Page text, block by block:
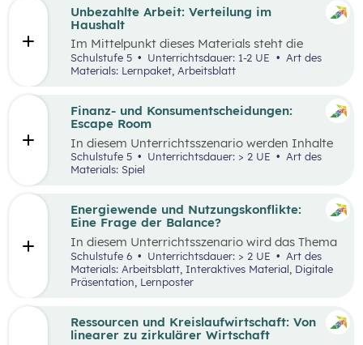
Energiewende und Nutzungskonflikte:
Eine Frage der Balance?
In diesem Unterrichtsszenario wird das Thema
Energiewende und damit einhergehende
Nutzungskonflikte behandelt. Methodisch wird
zuerst mit einem Wimmelbild gearbeitet, auf
dem unterschiedliche Szenen und Darstellungen
einhergehender Konflikte zu finden sind.
Schulstufe 6 Unterrichtsdauer: > 2 UE
Materials: Arbeitsblatt, Interaktives Material, Digitale
Präsentation, Lernposter
Ressourcen und Kreislaufwirtschaft: Von
linearer zu zirkulärer Wirtschaft
Unbezahlte Arbeit: Verteilung im
Haushalt
Im Mittelpunkt dieses Materials steht die
Auseinandersetzung mit (unbezahlter) Arbeit
und deren Verteilung. Der Schwerpunkt liegt
Beispielen wird an die Lebenswelt der
Schüler:innen angeknüpft, die selbst unbezahlte
Tätigkeiten im Haushalt aufzeichnen und deren
Verteilung reflektieren.
Schulstufe 5 Unterrichtsdauer: 1-2 UE
Materials: Lernpaket, Arbeitsblatt
Finanz- und Konsumentscheidungen:
Escape Room
In diesem Unterrichtsszenario werden Inhalte
desKompetenzbereichs„Leben und
Wirtschaften im eigenen Umfeld“ spielerisch
Kooperation bei der Teamarbeit
zwischenmenschliche Kompetenzen zu stärken
und sogenannte 21
st
Schulstufe 5 Unterrichtsdauer: > 2 UE
Art des
Materials: Spiel
Wissen und entwickeln Fähigkeiten,
Einstellungen und Verhaltensbereitschaften, die
sie in ökonomisch geprägten Lebenssituationen
benötigen. Diese sollen ihnen dabei helfen,
ökonomische Herausforderungen, Aufgaben
und Problemstellungen erkennen, analysieren,